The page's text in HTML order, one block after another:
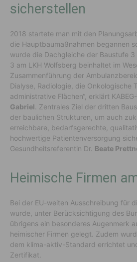
sicherstellen
2018 startete man mit den
die Hauptbaumaßnahmen begannen
wurde die Dachgleiche der Baustufe 3
3 am LKH Wolfsberg beinhaltet im
Zusammenführung der
Dialyse, Radiologie, die Onkologische
administrative Flächen“, erklärt
Gabriel . Zentrales Ziel der dritten
der baulichen Strukturen, um auch
erreichbare, bedarfsgerechte,
hochwertige Patientenversorgung
Gesundheitsreferentin Dr. Beate
Heimische Firmen
Bei der EU-weiten Ausschreibung für
wurde, unter Berücksichtigung des
übrigens ein besonderes Augenmerk
heimischer Firmen gelegt. Zudem
dem klima-aktiv-Standard errichtet
Zertifikat.